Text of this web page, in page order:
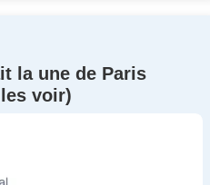
la une de Paris
voir)